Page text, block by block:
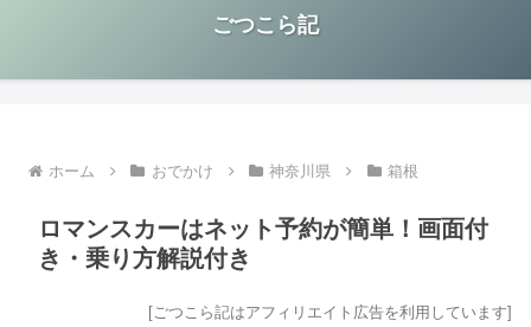
ごつこら記
ホーム おでかけ 神奈川県 箱根
ロマンスカーはネット予約が簡単！画面付
き・乗り方解説付き
[ごつこら記はアフィリエイト広告を利用しています]